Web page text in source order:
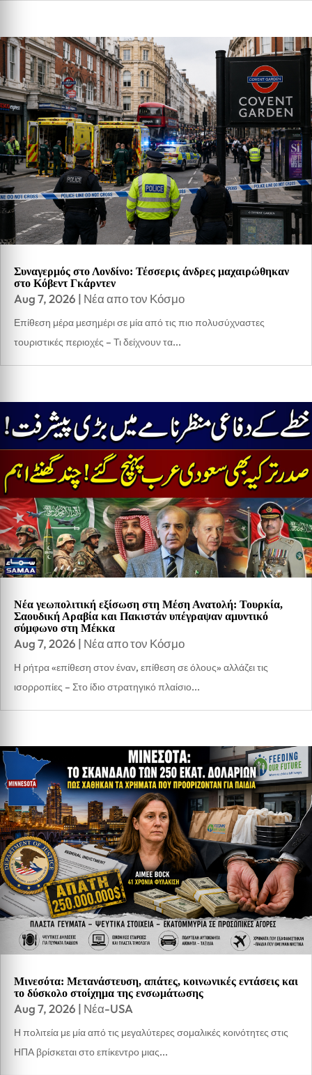
Συναγερμός στο Λονδίνο: Τέσσερις άνδρες μαχαιρώθηκαν
στο Κόβεντ Γκάρντεν
Aug 7, 2026 | Νέα απο τον Κόσμο
Επίθεση μέρα μεσημέρι σε μία από τις πιο πολυσύχναστες
τουριστικές περιοχές – Τι δείχνουν τα...
Νέα γεωπολιτική εξίσωση στη Μέση Ανατολή: Τουρκία,
Σαουδική Αραβία και Πακιστάν υπέγραψαν αμυντικό
σύμφωνο στη Μέκκα
Aug 7, 2026 | Νέα απο τον Κόσμο
Η ρήτρα «επίθεση στον έναν, επίθεση σε όλους» αλλάζει τις
ισορροπίες – Στο ίδιο στρατηγικό πλαίσιο...
Μινεσότα: Μετανάστευση, απάτες, κοινωνικές εντάσεις και
το δύσκολο στοίχημα της ενσωμάτωσης
Aug 7, 2026 | Νέα-USA
Η πολιτεία με μία από τις μεγαλύτερες σομαλικές κοινότητες στις
ΗΠΑ βρίσκεται στο επίκεντρο μιας...